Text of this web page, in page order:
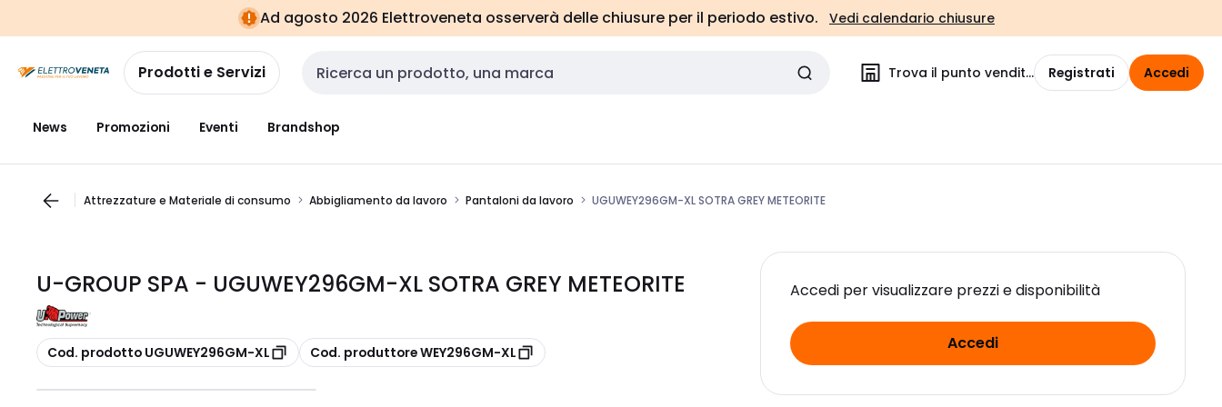
navigazionealla
pagina
Ad agosto 2026 Elettroveneta osserverà delle chiusure per il periodo estivo. Vedi calendario chiusure
Prodotti e Servizi Cerca input Trova il punto vendita Registrati Accedi
News Promozioni Eventi Brandshop
Attrezzature e Materiale di consumo Abbigliamento da lavoro Pantaloni da lavoro UGUWEY296GM-XL SOTRA GREY METEORITE
U-GROUP SPA - UGUWEY296GM-XL SOTRA GREY METEORITE
copia
Cod. prodotto UGUWEY296GM-XL copia
Cod. produttore WEY296GM-XL
Accedi per visualizzare prezzi e disponibilità
Accedi